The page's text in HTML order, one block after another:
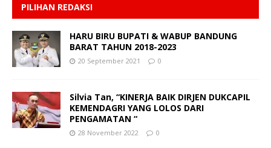
PILIHAN REDAKSI
HARU BIRU BUPATI & WABUP BANDUNG
BARAT TAHUN 2018-2023
20 September 2021 0
Silvia Tan, “KINERJA BAIK DIRJEN DUKCAPIL
KEMENDAGRI YANG LOLOS DARI
PENGAMATAN “
28 November 2022 0